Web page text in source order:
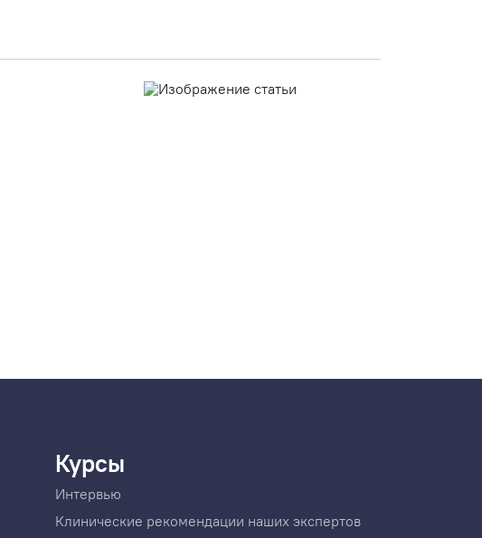
Курсы
Интервью
Клинические рекомендации наших экспертов